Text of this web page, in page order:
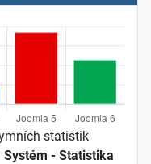
statistik
Systém - Statistika